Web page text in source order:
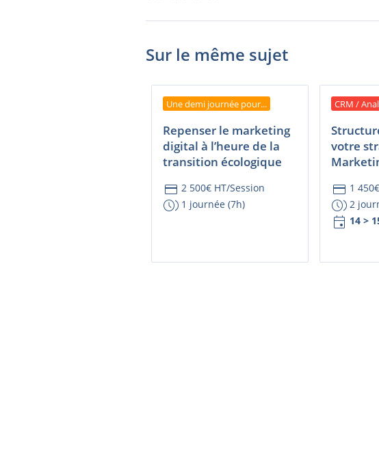
Sur le même sujet
Une demi journée pour...
Repenser le marketing
digital à l’heure de la
transition écologique
credit_card 2 500€ HT/Session
browse_gallery 1 journée (7h)
CRM /
votre
credit_card 1
browse_gallery 2
event 14 >